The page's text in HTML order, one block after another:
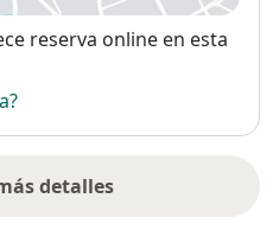
reserva online en esta
detalles
sobre la dirección